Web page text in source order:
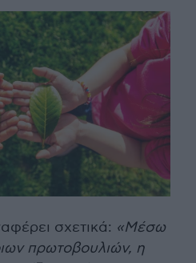
σχετικά: «Μέσω
πρωτοβουλιών, η